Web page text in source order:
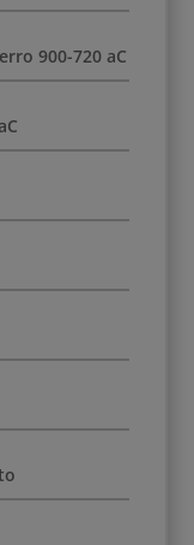
900-720 aC